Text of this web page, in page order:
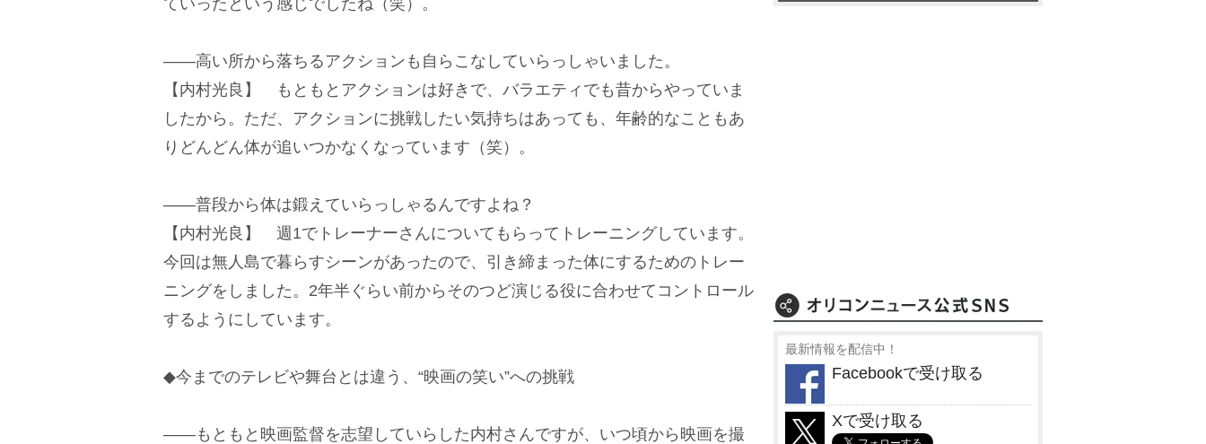
――高い所から落ちるアクションも自らこなしていらっしゃいました。
【内村光良】 もともとアクションは好きで、バラエティでも昔からやっていま
したから。ただ、アクションに挑戦したい気持ちはあっても、年齢的なこともあ
りどんどん体が追いつかなくなっています（笑）。
――普段から体は鍛えていらっしゃるんですよね？
【内村光良】 週1でトレーナーさんについてもらってトレーニングしています。
今回は無人島で暮らすシーンがあったので、引き締まった体にするためのトレー
ニングをしました。2年半ぐらい前からそのつど演じる役に合わせてコントロール
するようにしています。
◆今までのテレビや舞台とは違う、“映画の笑い”への挑戦
――もともと映画監督を志望していらした内村さんですが、いつ頃から映画を撮
最新情報を配信中！
Facebookで受け取る
Xで受け取る